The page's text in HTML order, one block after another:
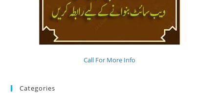
Call For More Info
Categories